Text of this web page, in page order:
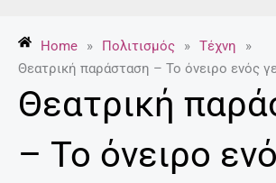
f
p
Home » Πολιτισμός » Τέχνη
»
Θεατρική παράσταση – Το όνειρο ενός
Θεατρική
– Το όνειρο